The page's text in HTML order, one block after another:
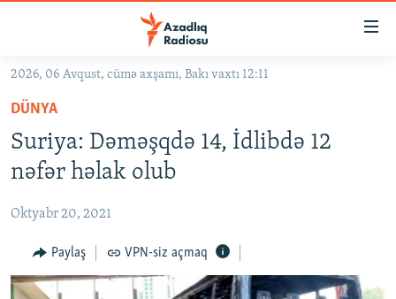
Əsas
qayıt
Əsas
naviqasiyaya
qayıt
Axtarışa
KORRUPSIOMETR
FƏRQƏ BAX
QANUNI DOĞRU
ARAŞDIRMA
2026, 06 Avqust, cümə axşamı, Bakı vaxtı 12:11
DÜNYA
Suriya: Dəməşqdə 14, İdlibdə 12
nəfər həlak olub
Oktyabr 20, 2021
Paylaş VPN-siz açmaq